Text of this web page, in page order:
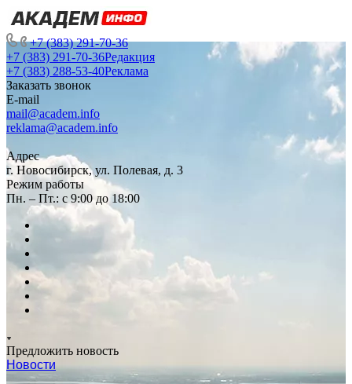
+7 (383) 291-70-36
+7 (383) 291-70-36Редакция
+7 (383) 288-53-40Реклама
Заказать звонок
E-mail
mail@academ.info
reklama@academ.info
Адрес
г. Новосибирск, ул. Полевая, д. 3
Режим работы
Пн. – Пт.: с 9:00 до 18:00
Предложить новость
Новости